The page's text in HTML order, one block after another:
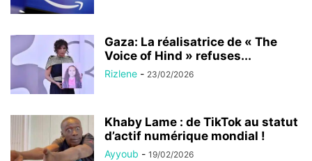
Gaza: La réalisatrice de « The
Voice of Hind » refuses...
Rizlene - 23/02/2026
Khaby Lame : de TikTok au statut
d’actif numérique mondial !
Ayyoub - 19/02/2026